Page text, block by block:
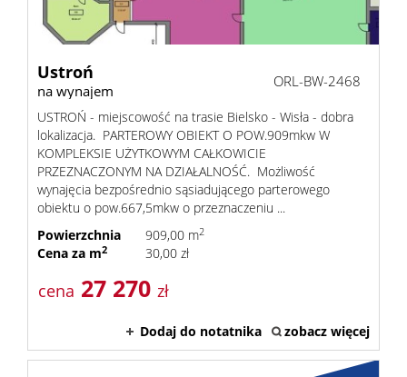
Ustroń
na wynajem
ORL-BW-2468
USTROŃ - miejscowość na trasie Bielsko - Wisła - dobra
lokalizacja. PARTEROWY OBIEKT O POW.909mkw W
KOMPLEKSIE UŻYTKOWYM CAŁKOWICIE
PRZEZNACZONYM NA DZIAŁALNOŚĆ. Możliwość
wynajęcia bezpośrednio sąsiadującego parterowego
obiektu o pow.667,5mkw o przeznaczeniu ...
Powierzchnia
909,00 m2
Cena za m2 30,00 zł
cena 27 270 zł
Dodaj do notatnika zobacz więcej